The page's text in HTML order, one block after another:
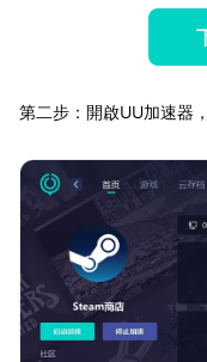
第二步：開啟UU加速器